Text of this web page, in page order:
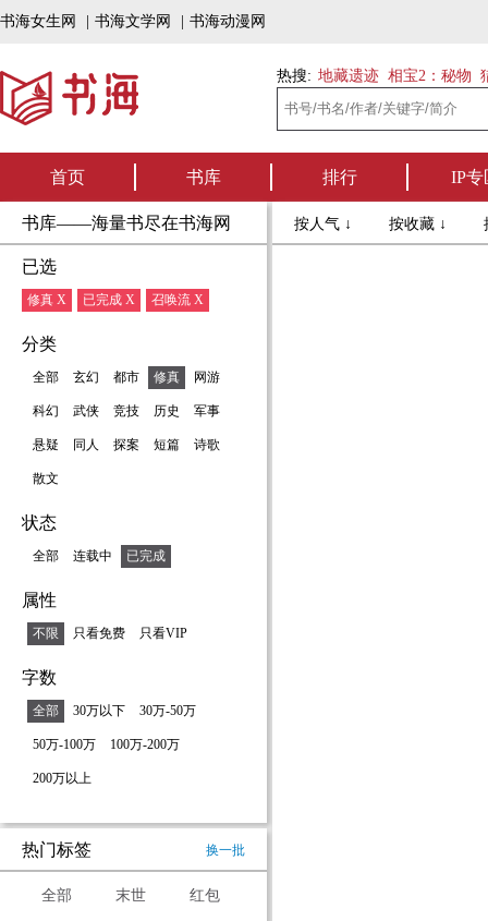
书海女生网 书海文学网 书海动漫网
热搜: 地藏遗迹 相宝2：秘物
首页 书库 排行 IP专
书库——海量书尽在书海网
已选
修真 X 已完成 X 召唤流 X
分类
全部 玄幻 都市 修真 网游
科幻 武侠 竞技 历史 军事
悬疑 同人 探案 短篇 诗歌
散文
状态
全部 连载中 已完成
属性
不限 只看免费 只看VIP
字数
全部 30万以下 30万-50万
50万-100万 100万-200万
200万以上
热门标签 换一批
全部 末世 红包
按人气 ↓ 按收藏 ↓